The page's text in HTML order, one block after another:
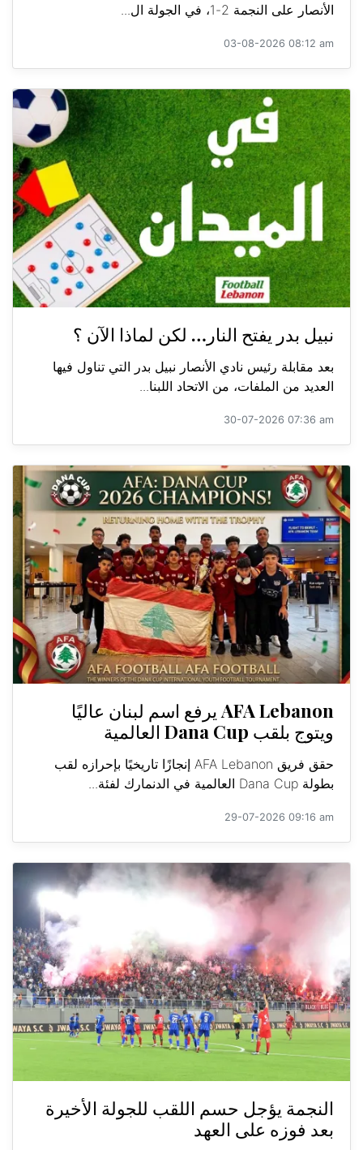
الأنصار على النجمة 2-1، في الجولة ال...
03-08-2026 08:12 am
نبيل بدر يفتح النار… لكن لماذا الآن ؟
بعد مقابلة رئيس نادي الأنصار نبيل بدر التي تناول فيها
العديد من الملفات، من الاتحاد اللبنا...
30-07-2026 07:36 am
AFA Lebanon يرفع اسم لبنان عاليًا
ويتوج بلقب Dana Cup العالمية
حقق فريق AFA Lebanon إنجازًا تاريخيًا بإحرازه لقب
بطولة Dana Cup العالمية في الدنمارك لفئة...
29-07-2026 09:16 am
النجمة يؤجل حسم اللقب للجولة الأخيرة
بعد فوزه على العهد